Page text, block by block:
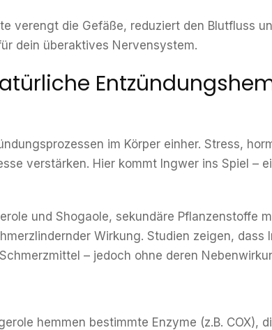
verengt die Gefäße, reduziert den Blutfluss
dein überaktives Nervensystem.
im Körper einher. Stress,
verstärken. Hier kommt Ingwer ins Spiel –
und Shogaole, sekundäre Pflanzenstoffe
Wirkung. Studien zeigen,
– jedoch ohne deren
hemmen bestimmte Enzyme (z.B. COX),